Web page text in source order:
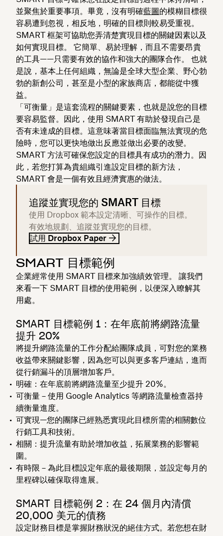
並聚焦於重要事項。畢竟，沒有明確藍圖的模糊目標很
容易遭到忽視，相反地，明確的目標則較易受重視。
SMART 框架可協助您弄清楚實現目標的關鍵因素以及
如何實現目標。 它簡單、易於理解，而且不需要昂貴
的工具——只需要有效的協作和強大的團隊合作。 也就
是說，基本上任何組織，無論是全球大型企業、野心勃
勃的新創公司，甚至是小型的家族商店，都能從中獲
益。
「可衡量」是這套流程的關鍵要素，也就是說您的目標
要容易監督。因此，使用 SMART 有助於發現自己是
否有未達成的目標。這意味著當目標面臨無法實現的危
險時，您可以更快地做出反應並做出必要的改變。
SMART 方法可確保您設定的目標具有成功的潛力。因
此，若您打算為貴組織引進設定目標的新方法，
SMART 會是一個有效且經濟實惠的做法。
追蹤並實現您的 SMART 目標
使用 Dropbox 範本設定清晰、可操作的目標。
有效地規劃、追蹤並實現您的目標。
試用 Dropbox Paper
SMART 目標範例
企業經常使用 SMART 目標來加強績效管理。 讓我們
來看一下 SMART 目標的使用範例，以便深入瞭解其
用處。
SMART 目標範例 1：在年底前將網路流量
提升 20%
將提升網路流量的工作分配給團隊成員，可對您的業務
收益帶來關鍵影響，因為您可以與更多客戶連結，進而
從行銷漏斗的頂層增加客戶。
明確：在年底前將網路流量至少提升 20%。
可衡量－使用 Google Analytics 等網路流量檢查器持
續衡量進度。
可實現—您的團隊已經熟悉實現此目標所需的相關數位
行銷工具和技術。
相關：提升流量有助於增加收益，拓展業務的影響範
圍。
有時限－為此目標設定年底的最後期限，並設定每月的
里程碑以確保取得進展。
SMART 目標範例 2：在 24 個月內清償
20,000 美元的債務
設定財務目標是掌握財務狀況的絕佳方式。若您想在財